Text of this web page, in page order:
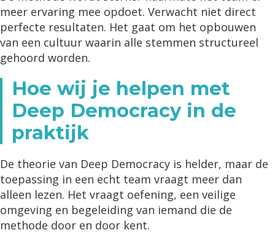
meer ervaring mee opdoet. Verwacht niet direct
perfecte resultaten. Het gaat om het opbouwen
van een cultuur waarin alle stemmen structureel
gehoord worden.
Hoe wij je helpen met
Deep Democracy in de
praktijk
De theorie van Deep Democracy is helder, maar de
toepassing in een echt team vraagt meer dan
alleen lezen. Het vraagt oefening, een veilige
omgeving en begeleiding van iemand die de
methode door en door kent.